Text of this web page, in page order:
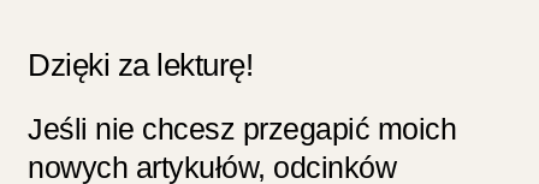
Dzięki za lekturę!
Jeśli nie chcesz przegapić moich
nowych artykułów, odcinków